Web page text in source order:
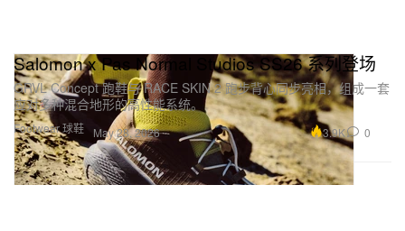
Footwear 球鞋
Salomon x Pas Normal Studios SS26 系列登场
GRVL Concept 跑鞋与 RACE SKIN 2 跑步背心同步亮相，组成一套
应对多种混合地形的高性能系统。
May 28, 2026 3.9K 0